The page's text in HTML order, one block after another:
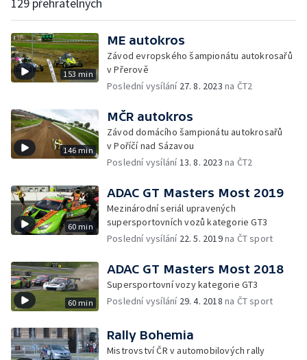
153 min
ME autokros
Závod evropského šampionátu autokrosařů
v Přerově
Poslední vysílání 27. 8. 2023 na ČT2
146 min
MČR autokros
Závod domácího šampionátu autokrosařů
v Poříčí nad Sázavou
Poslední vysílání13. 8. 2023 na ČT2
60 min
ADAC GT Masters Most 2019
Mezinárodní seriál upravených
supersportovních vozů kategorie GT3
Poslední vysílání 22. 5. 2019na ČT sport
60 min
ADAC GT Masters Most 2018
Supersportovní vozy kategorie GT3
Poslední vysílání 29. 4. 2018 na ČT sport
Rally Bohemia
Mistrovství ČR v automobilových rally